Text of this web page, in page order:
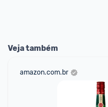
Veja também
amazon.com.br